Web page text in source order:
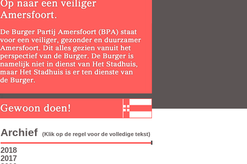
Archief (Klik op de regel voor de volledige tekst)
2018
2017